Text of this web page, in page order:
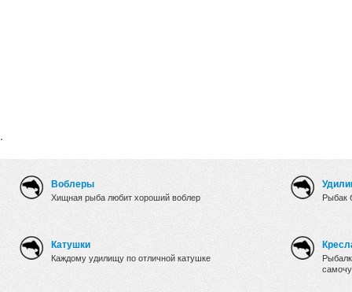
.
Воблеры
Хищная рыба любит хороший воблер
Катушки
Каждому удилищу по отличной катушке
Рыбак